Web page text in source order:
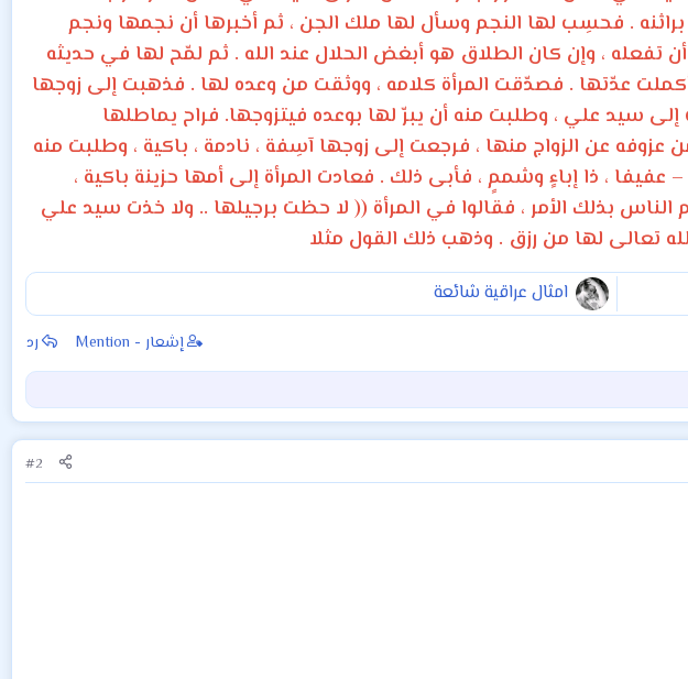
. فحسِب لها النجم وسأل لها ملك الجن ، ثم أخبرها أن نجمها ونجم
تفعله ، وإن كان الطلاق هو أبغض الحلال عند الله . ثم لمّح لها في حديثه
عدّتها . فصدّقت المرأة كلامه ، ووثقت من وعده لها . فذهبت إلى زوجها
سيد علي ، وطلبت منه أن يبرّ لها بوعده فيتزوجها. فراح يماطلها
عن الزواج منها ، فرجعت إلى زوجها آسِفة ، نادمة ، باكية ، وطلبت منه
، ذا إباءٍ وشممٍ ، فأبى ذلك . فعادت المرأة إلى أمها حزينة باكية ،
بذلك الأمر ، فقالوا في المرأة (( لا حظت برجيلها .. ولا خذت سيد علي
تعالى لها من رزق . وذهب ذلك القول مثلا
امثال عراقية شائعة
إشعار - Mention رد
#2